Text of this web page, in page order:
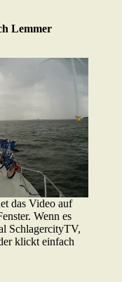
Lemmer
das Video auf
Wenn es
SchlagercityTV,
klickt einfach